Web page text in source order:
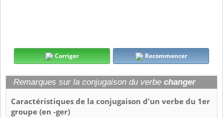
Corriger Recommencer
Remarques sur la conjugaison du verbe changer
Caractéristiques de la conjugaison d'un verbe du 1er
groupe (en -ger)